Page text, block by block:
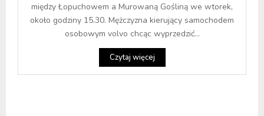
między Łopuchowem a Murowaną Gośliną we wtorek,
około godziny 15.30. Mężczyzna kierujący samochodem
osobowym volvo chcąc wyprzedzić...
Czytaj więcej